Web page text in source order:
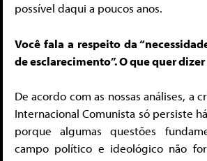
possível daqui a poucos anos.
Você fala a respeito da
de esclarecimento”. O que quer dizer
De acordo com as nossas análises, a
Internacional Comunista só persiste
porque algumas questões
campo político e ideológico não